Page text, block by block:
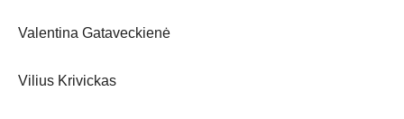
Valentina Gataveckienė
Vilius Krivickas